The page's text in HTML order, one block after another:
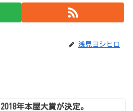
浅見ヨシヒロ
2018年本屋大賞が決定。